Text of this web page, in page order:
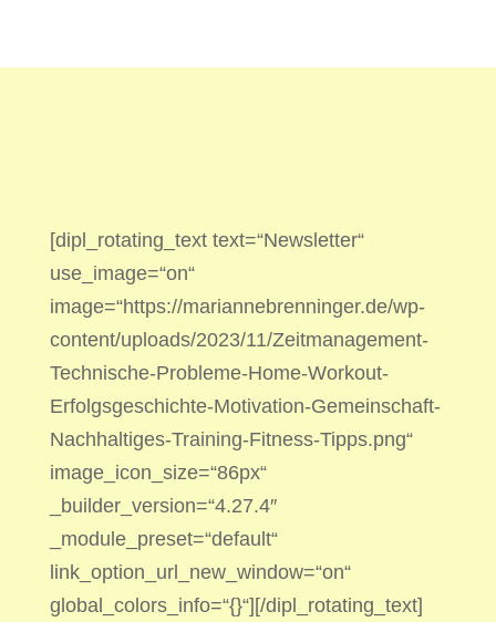
[dipl_rotating_text text=“Newsletter“
use_image=“on“
image=“https://mariannebrenninger.de/wp-
content/uploads/2023/11/Zeitmanagement-
Technische-Probleme-Home-Workout-
Erfolgsgeschichte-Motivation-Gemeinschaft-
Nachhaltiges-Training-Fitness-Tipps.png“
image_icon_size=“86px“
_builder_version=“4.27.4″
_module_preset=“default“
link_option_url_new_window=“on“
global_colors_info=“{}“][/dipl_rotating_text]